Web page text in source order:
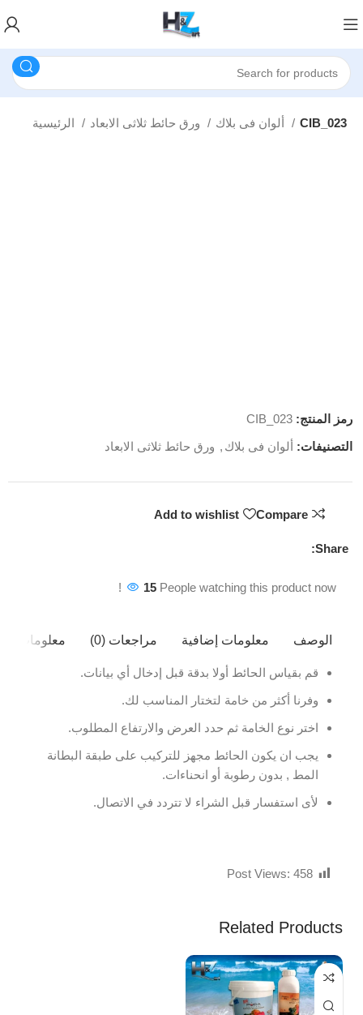
CIB_023
رمز المنتج:CIB_023
التصنيفات: ألوان فى بلاك , ورق حائط ثلاثى الابعاد
Compare
Add to wishlist
Share:
15 People watching this product now!
الوصف معلومات إضافية مراجعات (0) معلومات
قم بقياس الحائط أولا بدقة قبل إدخال أي بيانات.
وفرنا أكثر من خامة لتختار المناسب لك.
اختر نوع الخامة ثم حدد العرض والارتفاع المطلوب.
يجب ان يكون الحائط مجهز للتركيب على طبقة البطانة
المط , بدون رطوبة أو انحناءات.
لأى استفسار قبل الشراء لا تتردد في الاتصال.
Post Views: 458
Related Products